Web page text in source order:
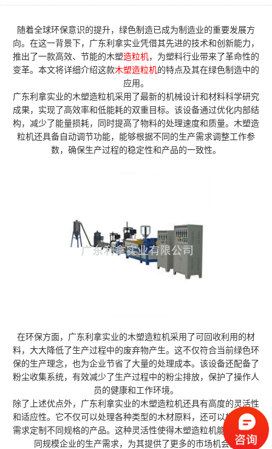
随着全球环保意识的提升，绿色制造已成为制造业的重要发展方
向。在这一背景下，广东利拿实业凭借其先进的技术和创新能力，
推出了一款高效、节能的木塑造粒机，为塑料行业带来了革命性的
变革。本文将详细介绍这款木塑造粒机的特点及其在绿色制造中的
应用。
广东利拿实业的木塑造粒机采用了最新的机械设计和材料科学研究
成果，实现了高效率和低能耗的双重目标。该设备通过优化内部结
构，减少了能量损耗，同时提高了物料的处理速度和质量。木塑造
粒机还具备自动调节功能，能够根据不同的生产需求调整工作参
数，确保生产过程的稳定性和产品的一致性。
在环保方面，广东利拿实业的木塑造粒机采用了可回收利用的材
料，大大降低了生产过程中的废弃物产生。这不仅符合当前绿色环
保的生产理念，也为企业节省了大量的处理成本。该设备还配备了
粉尘收集系统，有效减少了生产过程中的粉尘排放，保护了操作人
员的健康和工作环境。
除了上述优点外，广东利拿实业的木塑造粒机还具有高度的灵活性
和适应性。它不仅可以处理各种类型的木材原料，还可以根据客户
需求定制不同规格的产品。这种灵活性使得木塑造粒机能够满足不
同规模企业的生产需求，为其提供了更多的市场机会。